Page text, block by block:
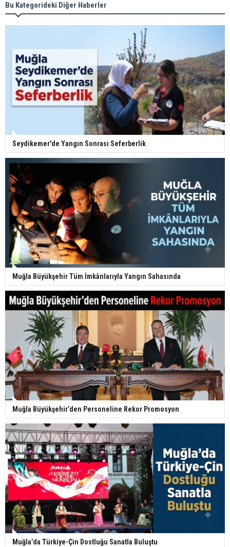
Bu Kategorideki Diğer Haberler
Seydikemer'de Yangın Sonrası Seferberlik
Muğla Büyükşehir Tüm İmkânlarıyla Yangın Sahasında
Muğla Büyükşehir’den Personeline Rekor Promosyon
Muğla’da Türkiye-Çin Dostluğu Sanatla Buluştu